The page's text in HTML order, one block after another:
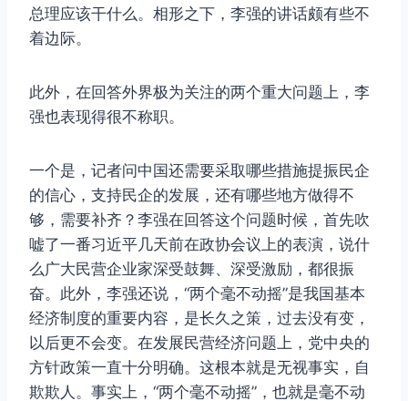
总理应该干什么。相形之下，李强的讲话颇有些不
着边际。
此外，在回答外界极为关注的两个重大问题上，李
强也表现得很不称职。
一个是，记者问中国还需要采取哪些措施提振民企
的信心，支持民企的发展，还有哪些地方做得不
够，需要补齐？李强在回答这个问题时候，首先吹
嘘了一番习近平几天前在政协会议上的表演，说什
么广大民营企业家深受鼓舞、深受激励，都很振
奋。此外，李强还说，“两个毫不动摇”是我国基本
经济制度的重要内容，是长久之策，过去没有变，
以后更不会变。在发展民营经济问题上，党中央的
方针政策一直十分明确。这根本就是无视事实，自
欺欺人。事实上，“两个毫不动摇”，也就是毫不动